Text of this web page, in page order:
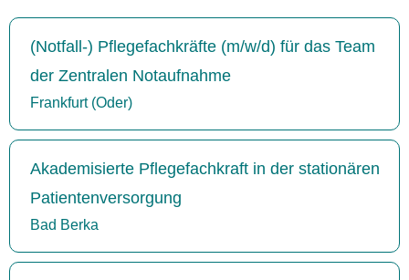
(Notfall-) Pflegefachkräfte (m/w/d) für das Team
der Zentralen Notaufnahme
Frankfurt (Oder)
Akademisierte Pflegefachkraft in der stationären
Patientenversorgung
Bad Berka